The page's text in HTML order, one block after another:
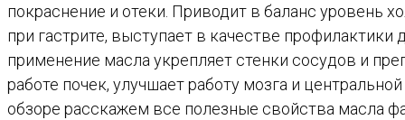
покраснение и отеки. Приводит в баланс уровень
при гастрите, выступает в качестве
применение масла укрепляет стенки сосудов и
работе почек, улучшает работу мозга и
обзоре расскажем все полезные свойства масла